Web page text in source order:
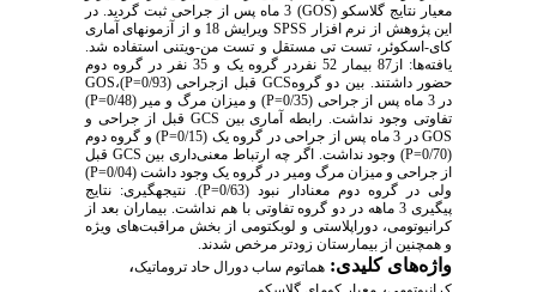
معیار نتایج گلاسکو (GOS) 3 ماه پس از جراحی ثبت گردید. در
این پژوهش از نرم افزار SPSS ویرایش 18 و از آزمون‎های آماری
کای-اسکوئر، تست تی مستقل و تست من-ویتنی استفاده شد.
یافته‌ها: از87 بیمار 52 نفردر گروه یک و 35 نفر در گروه دوم
حضور داشتند. بین دو گروهGCS قبل ازجراحی (0/93=P)،GOS
در 3 ماه پس از جراحی (0/35=P) و میزان مرگ و میر (0/48=P)
تفاوتی وجود نداشت. رابطه آماری بین GCS قبل از جراحی و
GOS در 3 ماه پس از جراحی در گروه یک (0/15=P) و گروه دوم
(0/70=P) وجود نداشت. اگر چه ارتباط معنی‌داری بین GCS قبل
از جراحی و میزان مرگ ومیر در گروه یک وجود داشت (0/04=P)
ولی در گروه دوم معنا‌دار نبود (0/63=P). نتیجه‎گیری: نتایج
پیگیری 3 ماهه در دو گروه تفاوتی با هم نداشت. بیماران بعد از
کرانیوتومی، دوراپلاستی و لوبکتومی از بخش مراقبت‌های ویژه
و همچنین از بیمارستان زودتر مرخص شدند.
واژه‌های کلیدی: هماتوم ساب دورال حاد تروماتیک،